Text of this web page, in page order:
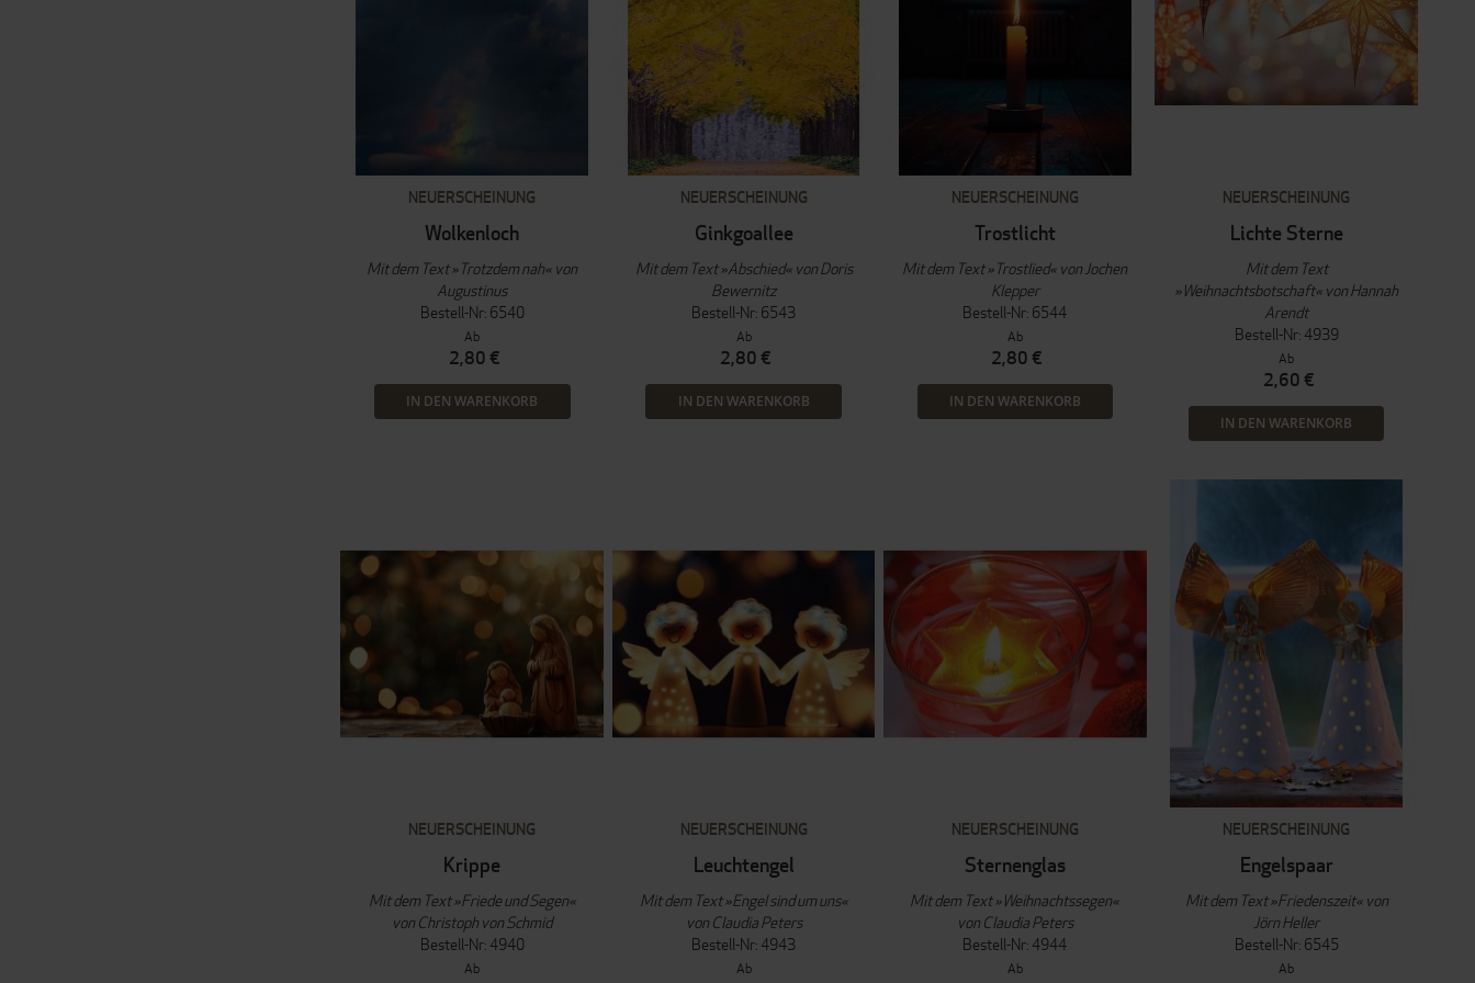
NEUERSCHEINUNG
Wolkenloch
Mit dem Text »Trotzdem nah« von
Augustinus
Bestell-Nr: 6540
Ab
2,80 €
IN DEN WARENKORB
NEUERSCHEINUNG
Ginkgoallee
Mit dem Text »Abschied« von Doris
Bewernitz
Bestell-Nr: 6543
Ab
2,80 €
IN DEN WARENKORB
NEUERSCHEINUNG
Trostlicht
Mit dem Text »Trostlied« von Jochen
Klepper
Bestell-Nr: 6544
Ab
2,80 €
IN DEN WARENKORB
NEUERSCHEINUNG
Lichte Sterne
Mit dem Text
»Weihnachtsbotschaft« von Hannah
Arendt
Bestell-Nr: 4939
Ab
2,60 €
IN DEN WARENKORB
NEUERSCHEINUNG
Krippe
Mit dem Text »Friede und Segen«
von Christoph von Schmid
Bestell-Nr: 4940
Ab
NEUERSCHEINUNG
Leuchtengel
Mit dem Text »Engel sind um uns«
von Claudia Peters
Bestell-Nr: 4943
Ab
NEUERSCHEINUNG
Sternenglas
Mit dem Text »Weihnachtssegen«
von Claudia Peters
Bestell-Nr: 4944
Ab
NEUERSCHEINUNG
Engelspaar
Mit dem Text »Friedenszeit« von
Jörn Heller
Bestell-Nr: 6545
Ab